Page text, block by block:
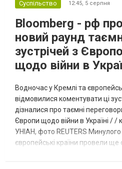
Суспільство 12:45, 5 серпня
Bloomberg - рф
новий раунд
зустрічей з
щодо війни в
Водночас у Кремлі та
відмовилися коментувати ці
дізналися про таємні
Європи щодо війни в Україні / /
УНІАН, фото REUTERS Минулого
європейські країни провели ще